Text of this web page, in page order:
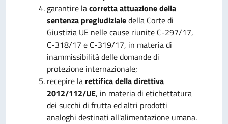
garantire lacorretta attuazione della
sentenza pregiudizialedella Corte di
Giustizia UE nelle cause riunite C-297/17,
C-318/17 e C-319/17, in materia di
inammissibilità delle domande di
protezione internazionale;
recepire la rettifica della direttiva
2012/112/UE, in materia di etichettatura
dei succhi di frutta ed altri prodotti
analoghi destinati all'alimentazione umana.